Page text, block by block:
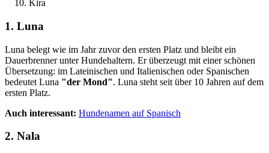
Kira
1. Luna
Luna belegt wie im Jahr zuvor den ersten Platz und bleibt ein
Dauerbrenner unter Hundehaltern. Er überzeugt mit einer schönen
Übersetzung: im Lateinischen und Italienischen oder Spanischen
bedeutet Luna "der Mond". Luna steht seit über 10 Jahren auf dem
ersten Platz.
Auch interessant: Hundenamen auf Spanisch
2. Nala